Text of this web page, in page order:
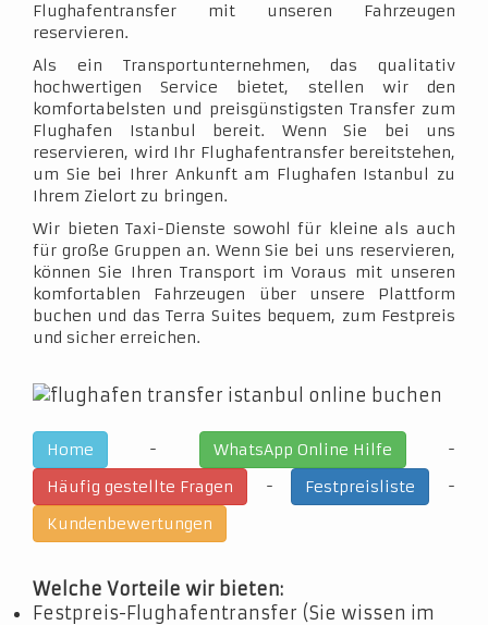
Flughafentransfer mit unseren Fahrzeugen
reservieren.
Als ein Transportunternehmen, das qualitativ
hochwertigen Service bietet, stellen wir den
komfortabelsten und preisgünstigsten Transfer zum
Flughafen Istanbul bereit. Wenn Sie bei uns
reservieren, wird Ihr Flughafentransfer bereitstehen,
um Sie bei Ihrer Ankunft am Flughafen Istanbul zu
Ihrem Zielort zu bringen.
Wir bieten Taxi-Dienste sowohl für kleine als auch
für große Gruppen an. Wenn Sie bei uns reservieren,
können Sie Ihren Transport im Voraus mit unseren
komfortablen Fahrzeugen über unsere Plattform
buchen und das Terra Suites bequem, zum Festpreis
und sicher erreichen.
Home - WhatsApp Online Hilfe
-
Häufig gestellte Fragen
- Festpreisliste
-
Kundenbewertungen
Welche Vorteile wir bieten:
Festpreis-Flughafentransfer (Sie wissen im